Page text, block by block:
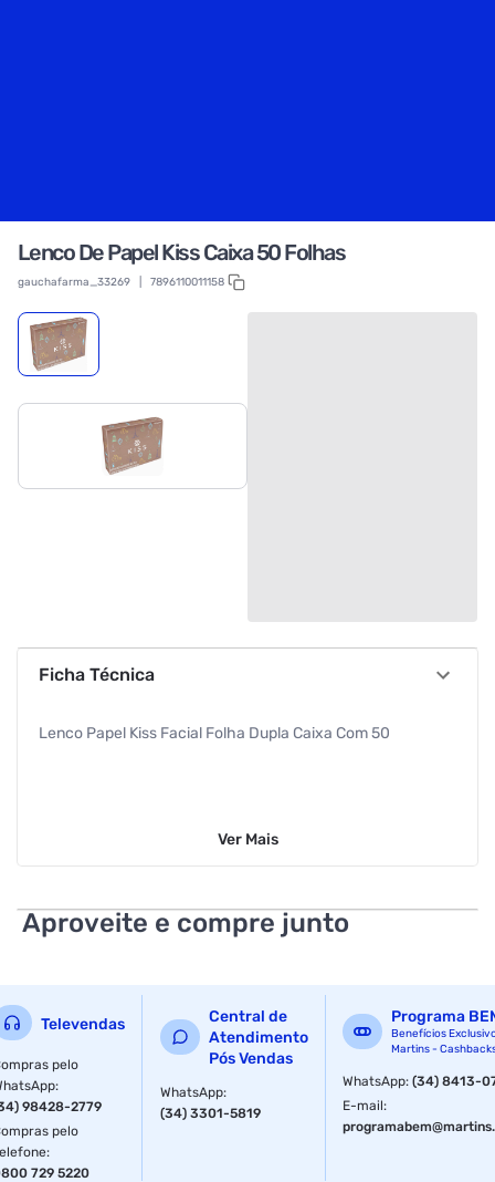
Lenco De Papel Kiss Caixa 50 Folhas
gauchafarma_33269 7896110011158
Ficha Técnica
Lenco Papel Kiss Facial Folha Dupla Caixa Com 50
Ver Mais
Aproveite e compre junto
Televendas
pelo
:
98428-2779
pelo
:
729 5220
Central de
Atendimento
Pós Vendas
WhatsApp:
(34) 3301-5819
Programa
Benefícios
Martins -
WhatsApp:(34) 8413-
E-mail: